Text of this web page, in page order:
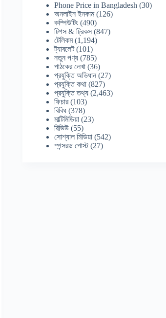
Phone Price in Bangladesh (30)
অনলাইন ইনকাম(126)
কম্পিউটিং (490)
টিপস & ট্রিকস (847)
টেলিকম(1,194)
ট্যাবলেট(101)
নতুন পণ্য (785)
পাঠকের লেখা (36)
প্রযুক্তি অভিধান (27)
প্রযুক্তি কথা (827)
প্রযুক্তি তথ্য (2,463)
ফিচার(103)
বিবিধ(378)
মাল্টিমিডিয়া (23)
রিভিউ (55)
সোশ্যাল মিডিয়া (542)
স্পন্সরড পোস্ট(27)